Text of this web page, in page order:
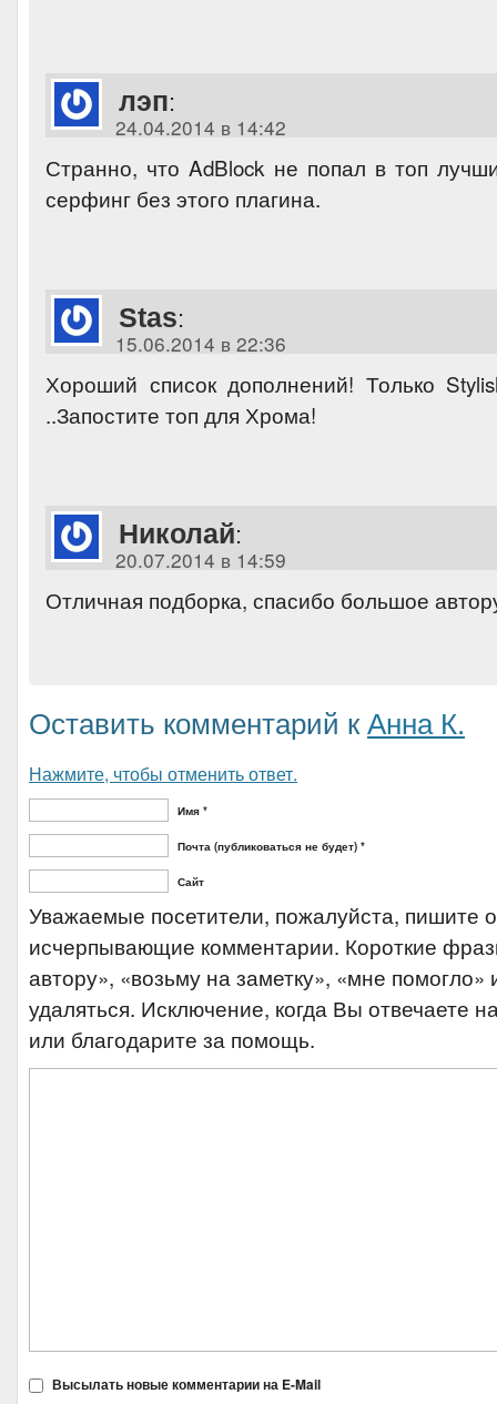
лэп:
24.04.2014 в 14:42
Странно, что AdBlock не попал в топ
серфинг без этого плагина.
Stas:
15.06.2014 в 22:36
Хороший список дополнений! Только
..Запостите топ для Хрома!
Николай:
20.07.2014 в 14:59
Отличная подборка, спасибо большое
Оставить комментарий кАнна К.
Нажмите, чтобы отменить ответ.
Имя *
Почта (публиковаться не будет) *
Сайт
Уважаемые посетители, пожалуйста, пишите
исчерпывающие комментарии. Короткие
автору», «возьму на заметку», «мне помогло»
удаляться. Исключение, когда Вы отвечаете
или благодарите за помощь.
Высылать новые комментарии на E-Mail